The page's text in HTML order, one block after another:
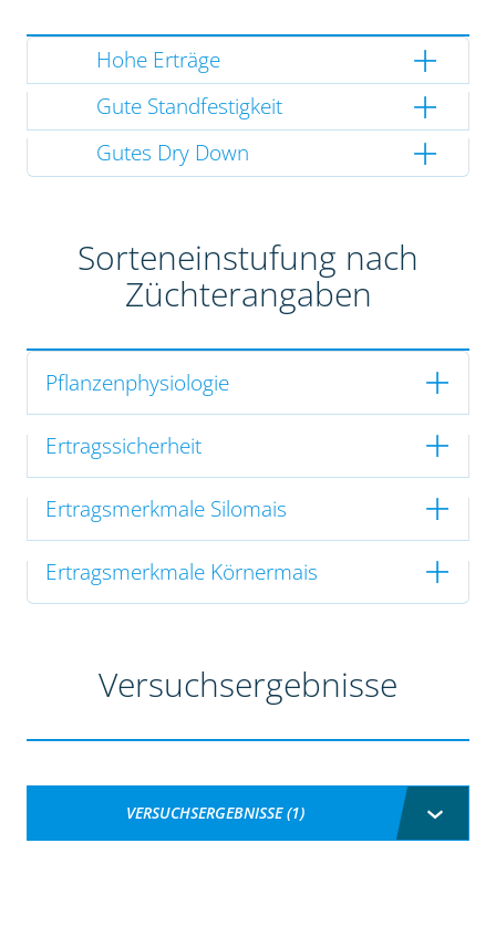
Hohe Erträge
Gute Standfestigkeit
Gutes Dry Down
Sorteneinstufung nach
Züchterangaben
Pflanzenphysiologie
Ertragssicherheit
Ertragsmerkmale Silomais
Ertragsmerkmale Körnermais
Versuchsergebnisse
VERSUCHSERGEBNISSE (1)